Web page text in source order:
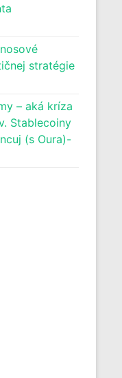
stratégie
– aká kríza
Stablecoiny
(s Oura)-